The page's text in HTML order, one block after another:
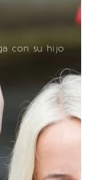
con su hijo